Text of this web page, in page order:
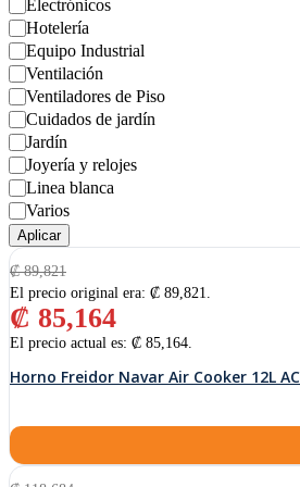
Electrónicos
Hotelería
Equipo Industrial
Ventilación
Ventiladores de Piso
Cuidados de jardín
Jardín
Joyería y relojes
Linea blanca
Varios
Aplicar
₡89,821
El precio original era: ₡ 89,821.
₡ 85,164
El precio actual es: ₡ 85,164.
Horno Freidor Navar Air Cooker 12L